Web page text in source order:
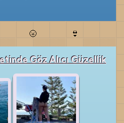
🌝 👙
Göz Alıcı Güzellik